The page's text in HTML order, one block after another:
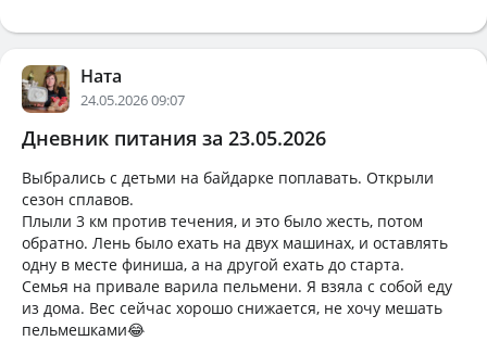
Ната
24.05.2026 09:07
Дневник питания за 23.05.2026
Выбрались с детьми на байдарке поплавать. Открыли
сезон сплавов.
Плыли 3 км против течения, и это было жесть, потом
обратно. Лень было ехать на двух машинах, и оставлять
одну в месте финиша, а на другой ехать до старта.
Семья на привале варила пельмени. Я взяла с собой еду
из дома. Вес сейчас хорошо снижается, не хочу мешать
пельмешками😂